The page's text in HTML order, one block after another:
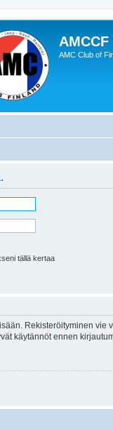
AMC Club of
tällä kertaa
Rekisteröityminen
käytännöt ennen